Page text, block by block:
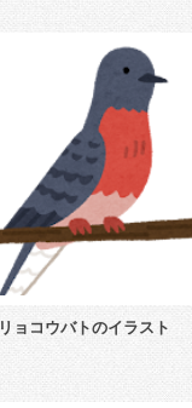
リョコウバトのイラスト